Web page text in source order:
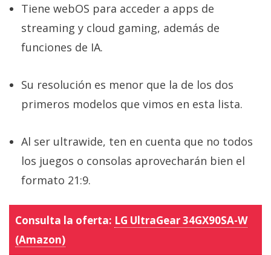
Tiene webOS para acceder a apps de
streaming y cloud gaming, además de
funciones de IA.
Su resolución es menor que la de los dos
primeros modelos que vimos en esta lista.
Al ser ultrawide, ten en cuenta que no todos
los juegos o consolas aprovecharán bien el
formato 21:9.
Consulta la oferta: LG UltraGear 34GX90SA-W
(Amazon)